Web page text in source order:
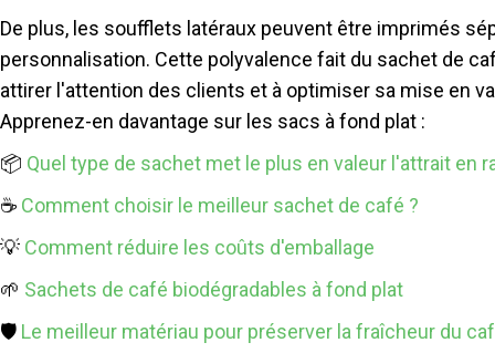
De plus, les soufflets latéraux peuvent être imprimés
personnalisation. Cette polyvalence fait du sachet de
attirer l'attention des clients et à optimiser sa mise en
Apprenez-en davantage sur les sacs à fond plat :
📦 Quel type de sachet met le plus en valeur l'attrait en
☕ Comment choisir le meilleur sachet de café ?
💡 Comment réduire les coûts d'emballage
🌱 Sachets de café biodégradables à fond plat
🛡️ Le meilleur matériau pour préserver la fraîcheur du